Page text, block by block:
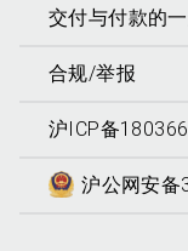
交付与付款的
合规/举报
沪ICP备
沪公网安